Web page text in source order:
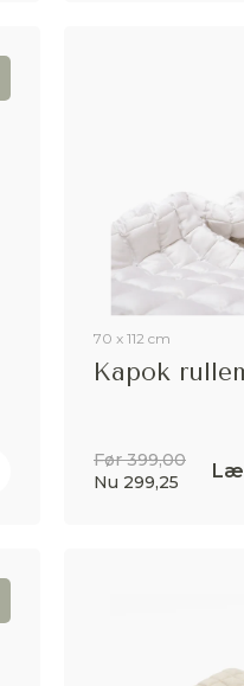
70 x 112 cm
Kapok
Før 399,00
Nu 299,25